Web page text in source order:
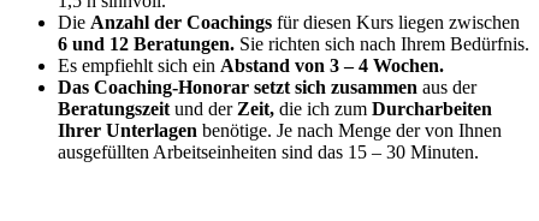
Die Anzahl der Coachings für diesen Kurs liegen zwischen
6 und 12 Beratungen. Sie richten sich nach Ihrem Bedürfnis.
Es empfiehlt sich ein Abstand von 3 – 4 Wochen.
Das Coaching-Honorar setzt sich zusammen aus der
Beratungszeit und derZeit, die ich zum Durcharbeiten
Ihrer Unterlagen benötige. Je nach Menge der von Ihnen
ausgefüllten Arbeitseinheiten sind das 15 – 30 Minuten.